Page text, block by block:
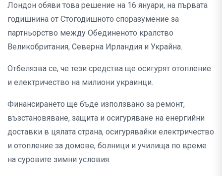
Лондон обяви това решение на 16 януари, на първата
годишнина от Стогодишното споразумение за
партньорство между Обединеното кралство
Великобритания, Северна Ирландия и Украйна.
Отбелязва се, че тези средства ще осигурят отопление
и електричество на милиони украинци.
Финансирането ще бъде използвано за ремонт,
възстановяване, защита и осигуряване на енергийни
доставки в цялата страна, осигурявайки електричество
и отопление за домове, болници и училища по време
на суровите зимни условия.